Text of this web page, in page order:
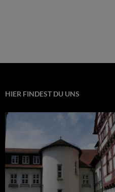
HIER FINDEST DU UNS